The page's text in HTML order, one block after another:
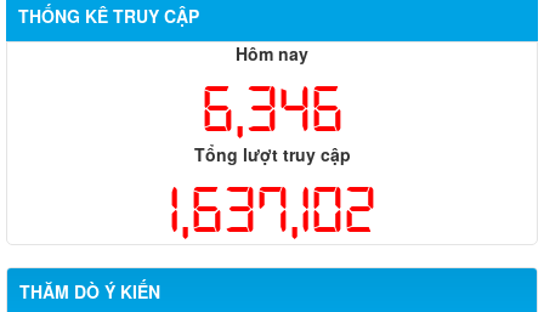
THỐNG KÊ TRUY CẬP
Hôm nay
6,346
Tổng lượt truy cập
1,637,102
THĂM DÒ Ý KIẾN